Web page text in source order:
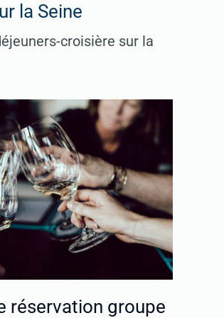
la Seine
croisière sur la
réservation groupe